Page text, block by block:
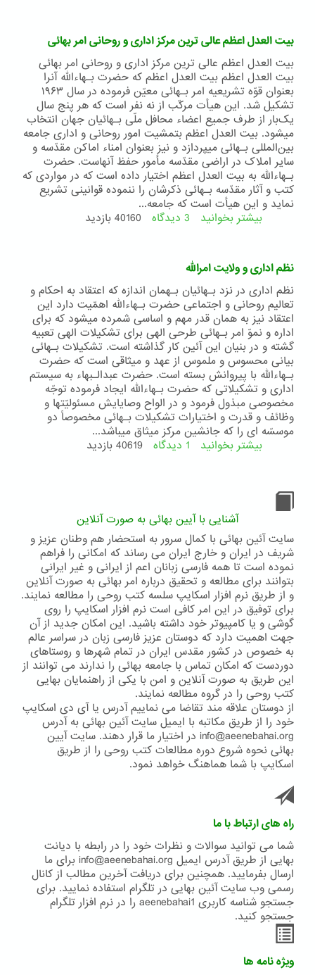
جامعهء
بهائی
بیت العدل اعظم عالی ترین مرکز اداری و روحانی امر بهائی
بیت العدل اعظم عالی ترین مرکز اداری و روحانی امر بهائی
بيت العدل اعظم بيت العدل اعظم که حضرت بـهاءالله آنرا
بعنوان قوّه تشريعيه امر بـهائى معيّن فرموده در سال ۱۹۶۳
تشکيل شد. اين هيأت مرکّب از نه نفر است که هر پنج سال
يک‌بار از طرف جميع اعضاء محافل ملّى بـهائيان جهان انتخاب
ميشود. بيت العدل اعظم بتمشيت امور روحانى و ادارى جامعه
بين‌المللى بـهائى ميپردازد و نيز بعنوان امناء اماکن مقدّسه و
ساير املاک در اراضى مقدّسه مأمور حفظ آنهاست. حضرت
بـهاءالله به بيت العدل اعظم اختيار داده است که در مواردى که
کتب و آثار مقدّسه بـهائى ذکرشان را ننموده قوانينى تشريع
نمايد و اين هيأت است که جامعه...
بیشتر بخوانید درباره
اعظم
عالی
ترین
مرکز
اداری
و
روحانی
امر
بهائی
3 دیدگاه 40160 بازدید
نظم اداری و ولایت امرالله
نظم ا‌‌دارى در نزد بـهائيان بـهمان اندازه که اعتقاد به احکام و
تعاليم روحانى و اجتماعى حضرت بـهاءالله اهمّيت دارد اين
اعتقاد نيز به همان قدر مهم و اساسى شمرده ميشود که براى
اداره و نموّ امر بـهائى طرحى الهی برای تشکيلات الهى تعبيه
گشته و در بنيان اين آئين کار گذاشته است. تشکيلات بـهائى
بيانى محسوس و ملموس از عهد و ميثاقی است که حضرت
بـهاءالله با پيروانش بسته است. حضرت عبدالـبهاء به سيستم
ادارى و تشکيلاتى که حضرت بـهاءالله ايجاد فرموده توجّه
مخصوصى مبذول فرمود و در الواح وصايايش مسئوليّتها و
وظائف و قدرت و اختيارات تشکيلات بـهائى مخصوصاً دو
موسسّه ای را که جانشين مرکز ميثاق ميباشد...
بیشتر بخوانید درباره
امرالله
1 دیدگاه 40619 بازدید
آشنایی با آیین بهائی به صورت آنلاین
سایت آئین بهائی با کمال سرور به استحضار هم وطنان عزیز و
شریف در ایران و خارج ایران می رساند که امکانی را فراهم
نموده است تا همه فارسی زبانان اعم از ایرانی و غیر ایرانی
بتوانند برای مطالعه و تحقیق درباره امر بهائی به صورت آنلاین
و از طریق نرم افزار اسکایپ سلسه کتب روحی را مطالعه نمایند.
برای توفیق در این امر کافی است نرم افزار اسکایپ را روی
گوشی و یا کامپیوتر خود داشته باشید. این امکان جدید از آن
جهت اهمیت دارد که دوستان عزیز فارسی زبان در سراسر عالم
به خصوص در کشور مقدس ایران در تمام شهرها و روستاهای
دوردست که امکان تماس با جامعه بهائی را ندارند می توانند از
این طریق به صورت آنلاین و امن با یکی از راهنمایان بهایی
کتب روحی را در گروه مطالعه نمایند.
از دوستان علاقه مند تقاضا می نماییم آدرس یا آی دی اسکایپ
خود را از طریق مکاتبه با ایمیل سایت آئین بهائی به آدرس
info@aeenebahai.org در اختیار ما قرار دهند. سایت آیین
بهائی نحوه شروع دوره مطالعات کتب روحی را از طریق
اسکایپ با شما هماهنگ خواهد نمود.
راه های ارتباط با ما
شما می توانید سوالات و نظرات خود را در رابطه با دیانت
بهایی از طریق آدرس ایمیل info@aeenebahai.org برای ما
ارسال بفرمایید. همچنین برای دریافت آخرین مطالب از کانال
رسمی وب سایت آئین بهایی در تلگرام استفاده نمایید. برای
جستجو شناسه کاربری aeenebahai1 را در نرم افزار تلگرام
جستجو کنید.
ویژه نامه ها